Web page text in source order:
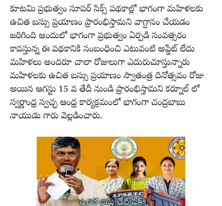
కూటమి ప్రభుత్వం సూపర్ సిక్స్ పథకాల్లో భాగంగా మహిళలకు
ఉచిత బస్సు ప్రయాణం ప్రారంభిస్తామని వాగ్దానం చేయడం
జరిగింది అందులో భాగంగా ప్రభుత్వం ఏర్పడి సంవత్సరం
కావస్తున్న ఈ పథకానికి సంబంధించి ఎటువంటి అప్డేట్ లేదు
మహిళలు అందరూ చాలా రోజులుగా ఎదురుచూస్తున్నారు
మహిళలకు ఉచిత బస్సు ప్రయాణం స్వాతంత్ర దినోత్సవం రోజు
అయిన ఆగస్టు 15 వ తేదీ నుండి ప్రారంభిస్తామని కర్నూల్ లో
స్వర్ణాంధ్ర స్వచ్ఛ ఆంధ్ర కార్యక్రమంలో భాగంగా చంద్రబాబు
నాయుడు గారు వెల్లడించారు.